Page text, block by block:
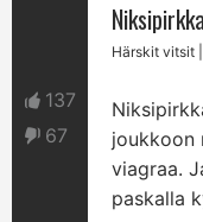
137
67
Härskit vitsit
joukkoon
viagraa.
paskalla